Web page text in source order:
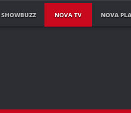
SHOWBUZZ NOVA TV NOVA